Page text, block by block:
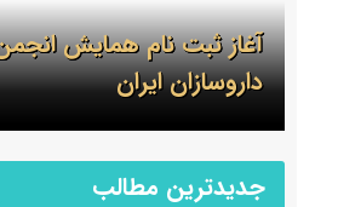
آغاز ثبت نام همایش
داروسازان ایران
جدیدترین مطالب